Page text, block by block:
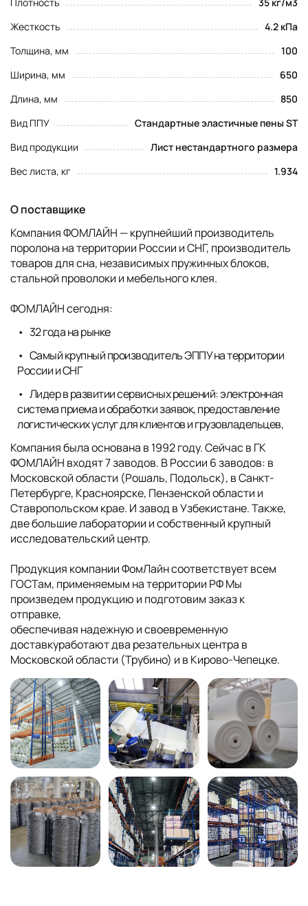
Жесткость
4.2 кПа
Толщина, мм
100
Ширина, мм
650
Длина, мм
850
Вид ППУ
Стандартные эластичные пены ST
Вид продукции
Лист нестандартного размера
Вес листа, кг
1.934
О поставщике
Компания ФОМЛАЙН — крупнейший производитель
поролона на территории России и СНГ, производитель
товаров для сна, независимых пружинных блоков,
стальной проволоки и мебельного клея.
ФОМЛАЙН сегодня:
32 года на рынке
Самый крупный производитель ЭППУ на территории
России и СНГ
Лидер в развитии сервисных решений: электронная
система приема и обработки заявок, предоставление
логистических услуг для клиентов и грузовладельцев,
Компания была основана в 1992 году. Сейчас в ГК
ФОМЛАЙН входят 7 заводов. В России 6 заводов: в
Московской области (Рошаль, Подольск), в Санкт-
Петербурге, Красноярске, Пензенской области и
Ставропольском крае. И завод в Узбекистане. Также,
две большие лаборатории и собственный крупный
исследовательский центр.
Продукция компании ФомЛайн соответствует всем
ГОСТам, применяемым на территории РФ Мы
произведем продукцию и подготовим заказ к
отправке,
обеспечивая надежную и своевременную
доставкуработают два резательных центра в
Московской области (Трубино) и в Кирово-Чепецке.